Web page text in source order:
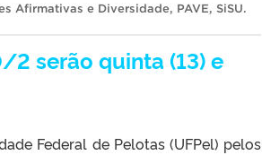
Afirmativas e Diversidade, PAVE, SiSU.
serão quinta (13) e
Federal de Pelotas (UFPel) pelos